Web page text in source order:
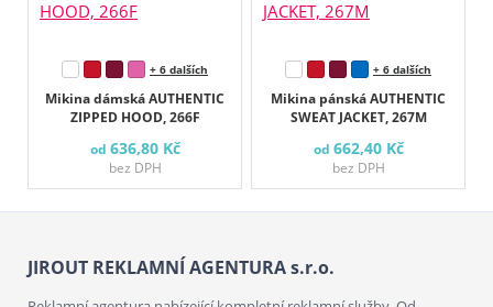
Mikina dámská AUTHENTIC
ZIPPED HOOD, 266F
+ 6 dalších
od 636,80 Kč
bez DPH
Mikina pánská AUTHENTIC
SWEAT JACKET, 267M
+ 6 dalších
od 662,40 Kč
bez DPH
JIROUT REKLAMNÍ AGENTURA s.r.o.